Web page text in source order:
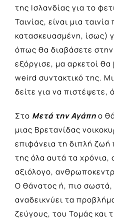
της Ισλανδίας για το
Ταινίας, είναι μια
κατασκευασμένη, ίσως)
όπως θα διαβάσετε στην
εξόργισε, μα αρκετοί
weird συντακτικό της.
δείτε για να πιστέψετε,
Στο Μετά την Αγάπηο
μιας Βρετανίδας
επιφάνεια τη διπλή ζωή
της όλα αυτά τα χρόνια,
αξιόλογο,
Ο θάνατος ή, πιο σωστά,
αναδεικνύει τα
ζεύγους, του Τομάς και